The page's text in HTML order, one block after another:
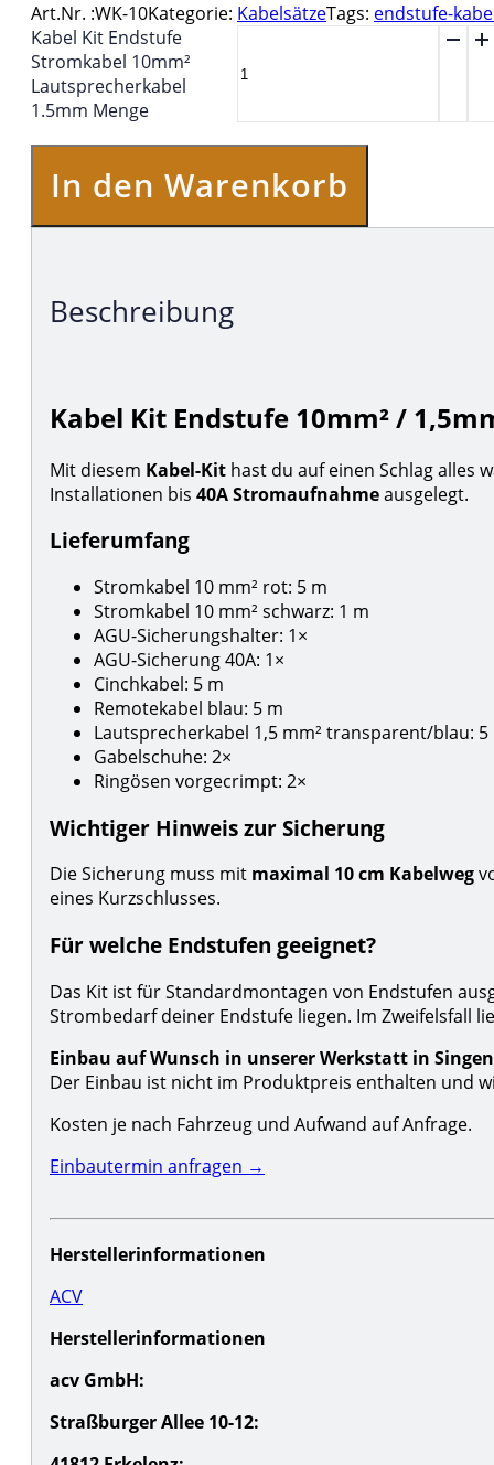
Art.Nr. :WK-10Kategorie: KabelsätzeTags: endstufe-
Kabel Kit Endstufe
Stromkabel 10mm²
Lautsprecherkabel
1.5mm Menge
In den Warenkorb
Beschreibung
Kabel Kit Endstufe 10mm² /
Mit diesem Kabel-Kit hast du auf einen Schlag alles
Installationen bis 40A Stromaufnahmeausgelegt.
Lieferumfang
Stromkabel 10 mm² rot: 5 m
Stromkabel 10 mm² schwarz: 1 m
AGU-Sicherungshalter: 1×
AGU-Sicherung 40A: 1×
Cinchkabel: 5 m
Remotekabel blau: 5 m
Lautsprecherkabel 1,5 mm² transparent/blau: 5
Gabelschuhe: 2×
Ringösen vorgecrimpt: 2×
Wichtiger Hinweis zur Sicherung
Die Sicherung muss mit maximal 10 cm Kabelweg
eines Kurzschlusses.
Für welche Endstufen geeignet?
Das Kit ist für Standardmontagen von Endstufen
Strombedarf deiner Endstufe liegen. Im Zweifelsfall
Einbau auf Wunsch in unserer Werkstatt in
Der Einbau ist nicht im Produktpreis enthalten und
Kosten je nach Fahrzeug und Aufwand auf Anfrage.
Einbautermin anfragen →
Herstellerinformationen
ACV
Herstellerinformationen
acv GmbH:
Straßburger Allee 10-12: